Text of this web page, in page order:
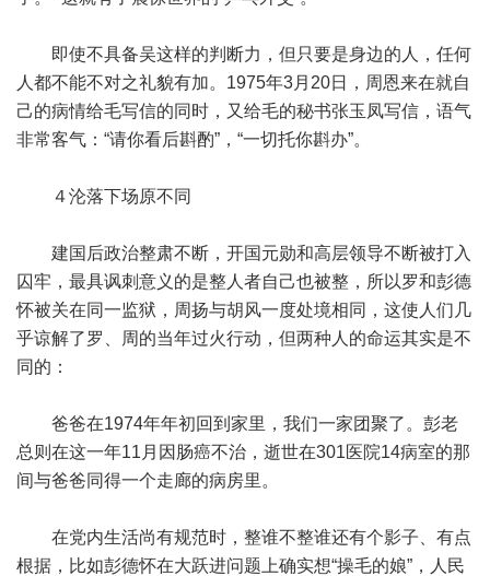
即使不具备吴这样的判断力，但只要是身边的人，任何
人都不能不对之礼貌有加。1975年3月20日，周恩来在就自
己的病情给毛写信的同时，又给毛的秘书张玉凤写信，语气
非常客气：“请你看后斟酌”，“一切托你斟办”。
４沦落下场原不同
建国后政治整肃不断，开国元勋和高层领导不断被打入
囚牢，最具讽刺意义的是整人者自己也被整，所以罗和彭德
怀被关在同一监狱，周扬与胡风一度处境相同，这使人们几
乎谅解了罗、周的当年过火行动，但两种人的命运其实是不
同的：
爸爸在1974年年初回到家里，我们一家团聚了。彭老
总则在这一年11月因肠癌不治，逝世在301医院14病室的那
间与爸爸同得一个走廊的病房里。
在党内生活尚有规范时，整谁不整谁还有个影子、有点
根据，比如彭德怀在大跃进问题上确实想“操毛的娘”，人民